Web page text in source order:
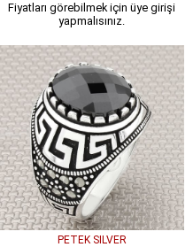
Fiyatları görebilmek için üye girişi
yapmalısınız.
PETEK SILVER